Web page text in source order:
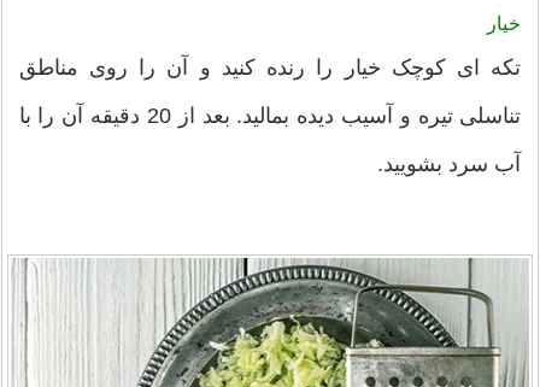
خیار
تکه ای کوچک خیار را رنده کنید و آن را روی مناطق
تناسلی تیره و آسیب دیده بمالید. بعد از 20 دقیقه آن را با
آب سرد بشویید.